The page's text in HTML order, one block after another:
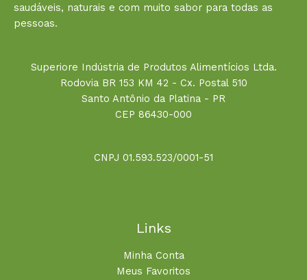
saudáveis, naturais e com muito sabor para todas as
pessoas.
Superiore Indústria de Produtos Alimentícios Ltda.
Rodovia BR 153 KM 42 - Cx. Postal 510
Santo Antônio da Platina - PR
CEP 86430-000
CNPJ 01.593.523/0001-51
Links
Minha Conta
Meus Favoritos